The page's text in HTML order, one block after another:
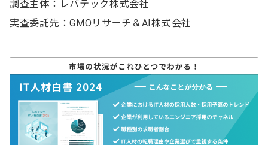
調査主体：レバテック株式会社
実査委託先：GMOリサーチ＆AI株式会社